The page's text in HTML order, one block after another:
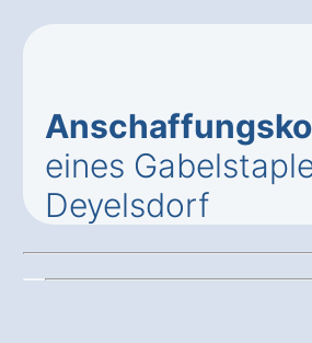
eines
Deyelsdorf